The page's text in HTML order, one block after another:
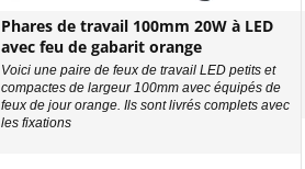
Phares de travail 100mm 20W à LED
avec feu de gabarit orange
Voici une paire de feux de travail LED petits et
compactes de largeur 100mm avec équipés de
feux de jour orange. Ils sont livrés complets avec
les fixations